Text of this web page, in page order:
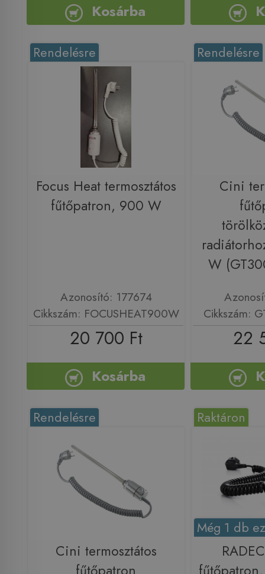
Kosárba
Rendelésre
Focus Heat termosztátos
fűtőpatron, 900 W
Azonosító: 177674
Cikkszám: FOCUSHEAT900W
20 700 Ft
Kosárba
Rendelésre
Cini
W
Cikkszám:
22
Rendelésre
Cini termosztátos
Raktáron
Még 1 db